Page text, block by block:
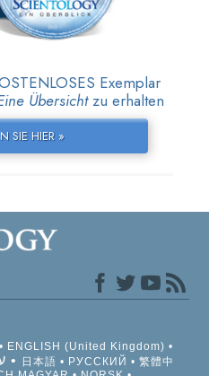
Exemplar
Übersichtzu erhalten
SIE HIER »
ENGLISH (United Kingdom)
日本語 РУССКИЙ
繁體中